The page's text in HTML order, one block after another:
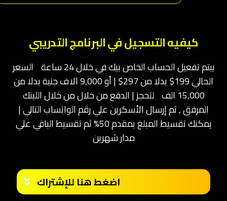
كيفيه التسجيل في البرنامج التدريبي
بيتم تفعيل الحساب الخاص بيك في خلال 24 ساعة السعر
الحالي 199$ بدلا من 297$ | أو 9,000 الاف جنية بدلا من
15,000 الف للحجز | الدفع من خلال من خلال اللينك
المرفق , ثم إرسال الأسكرين علي رقم الواتساب التالي |
يمكنك تقسيط المبلغ بمقدم 50% ثم تقسيط الباقي علي
مدار شهرين
اضغط هنا للإشتراك